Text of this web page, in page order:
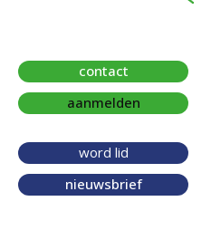
contact
aanmelden
word lid
nieuwsbrief